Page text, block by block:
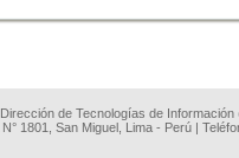
de Tecnologías de
1801, San Miguel, Lima - Perú |